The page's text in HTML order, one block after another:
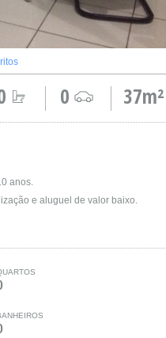
37m²
0
anos.
e aluguel de valor baixo.